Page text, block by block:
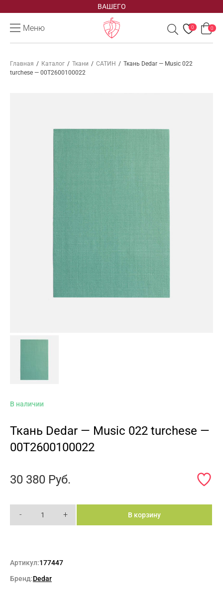
ВАШЕГО
Меню 0 0
Главная / Каталог / Ткани / САТИН / Ткань Dedar — Music 022
turchese — 00T2600100022
В наличии
Ткань Dedar — Music 022 turchese —
00T2600100022
30 380 Руб.
- + В корзину
Артикул:177447
Бренд:Dedar